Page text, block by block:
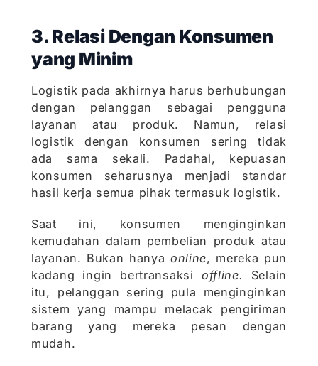
3. Relasi Dengan Konsumen
yang Minim
Logistik pada akhirnya harus berhubungan
dengan pelanggan sebagai pengguna
layanan atau produk. Namun, relasi
logistik dengan konsumen sering tidak
ada sama sekali. Padahal, kepuasan
konsumen seharusnya menjadi standar
hasil kerja semua pihak termasuk logistik.
Saat ini, konsumen menginginkan
kemudahan dalam pembelian produk atau
layanan. Bukan hanya online, mereka pun
kadang ingin bertransaksi offline. Selain
itu, pelanggan sering pula menginginkan
sistem yang mampu melacak pengiriman
barang yang mereka pesan dengan
mudah.